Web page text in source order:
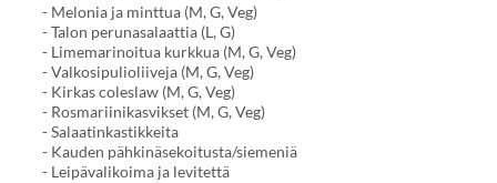
- Melonia ja minttua (M, G, Veg)
- Talon perunasalaattia (L, G)
- Limemarinoitua kurkkua (M, G, Veg)
- Valkosipulioliiveja (M, G, Veg)
- Kirkas coleslaw (M, G, Veg)
- Rosmariinikasvikset (M, G, Veg)
- Salaatinkastikkeita
- Kauden pähkinäsekoitusta/siemeniä
- Leipävalikoima ja levitettä